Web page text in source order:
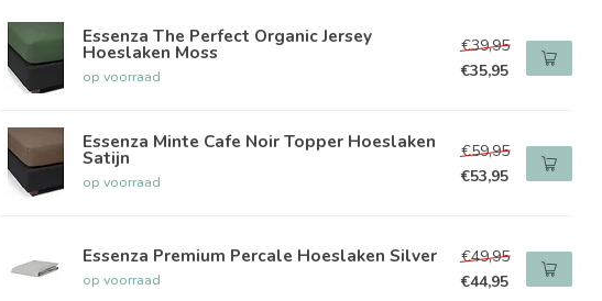
Essenza The Perfect Organic Jersey
Hoeslaken Moss
op voorraad
€39,95
€35,95
Essenza Minte Cafe Noir Topper Hoeslaken
Satijn
op voorraad
€59,95
€53,95
Essenza Premium Percale Hoeslaken Silver
op voorraad
€49,95
€44,95